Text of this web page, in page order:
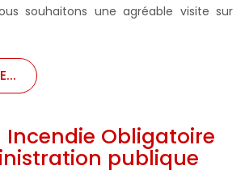
souhaitons une agréable visite sur
Obligatoire
publique